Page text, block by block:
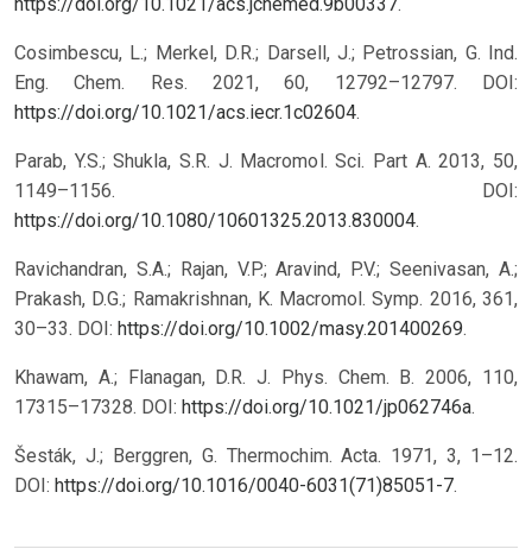
Cosimbescu, L.; Merkel, D.R.; Darsell, J.; Petrossian, G. Ind.
Eng. Chem. Res. 2021, 60, 12792–12797. DOI:
https://doi.org/10.1021/acs.iecr.1c02604.
Parab, Y.S.; Shukla, S.R. J. Macromol. Sci. Part A. 2013, 50,
1149–1156. DOI:
https://doi.org/10.1080/10601325.2013.830004.
Ravichandran, S.A.; Rajan, V.P.; Aravind, P.V.; Seenivasan, A.;
Prakash, D.G.; Ramakrishnan, K. Macromol. Symp. 2016, 361,
30–33. DOI: https://doi.org/10.1002/masy.201400269.
Khawam, A.; Flanagan, D.R. J. Phys. Chem. B. 2006, 110,
17315–17328. DOI: https://doi.org/10.1021/jp062746a.
Šesták, J.; Berggren, G. Thermochim. Acta. 1971, 3, 1–12.
DOI: https://doi.org/10.1016/0040-6031(71)85051-7.